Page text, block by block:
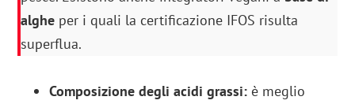
alghe per i quali la certificazione IFOS risulta
superflua.
Composizione degli acidi grassi: è meglio